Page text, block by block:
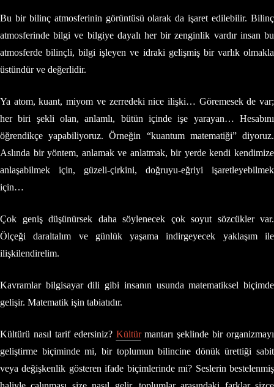
Bu bir bilinç atmosferinin görüntüsü olarak da işaret edilebilir. Bilinç
atmosferinde bilgi ve bilgiye dayalı her bir zenginlik vardır insan bu
atmosferde bilinçli, bilgi işleyen ve idraki gelişmiş bir varlık olmakla
üstündür ve değerlidir.
Ya atom, kuant, miyom ve zerredeki nice ilişki… Göremesek de var;
her biri şekli olan, anlamlı, bütün içinde işe yarayan… Hesabını
öğrendikçe yapabiliyoruz. Örneğin “kuantum matematiği” diyoruz.
Aslında bir yöntem, anlamak ve anlatmak, bir yerde kendi kendimize
anlaşabilmek için, güzeli-çirkini, doğruyu-eğriyi işaretleyebilmek
için…
Çok geniş düşünürsek daha söylenecek çok soyut sözcükler var.
Ölçeği daraltalım ve günlük yaşama indirgeyecek yaklaşım ile
ilişkilendirelim.
Kavramlar bilgisayar dili gibi insanın usunda matematiksel biçimde
gelişir. Matematik işin tabiatıdır.
Kültürü nasıl tarif edersiniz? Kültürmantarı şeklinde bir organizmayı
geliştirme biçiminde mi, bir toplumun bilincine dönük ürettiği sabit
veya değişkenlik gösteren ifade biçimlerinde mi? Seslerin bestelenmiş